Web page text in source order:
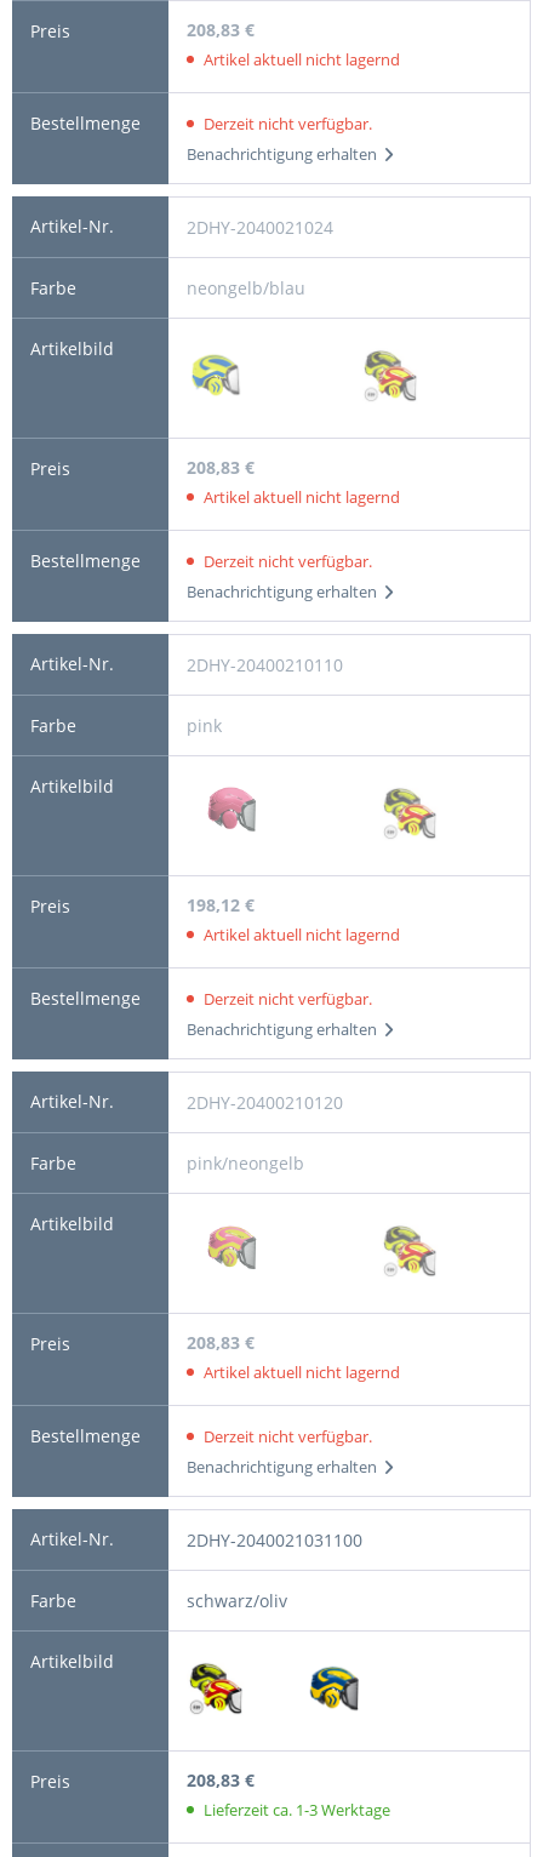
208,83 €
Artikel aktuell nicht lagernd
Derzeit nicht verfügbar.
Benachrichtigung erhalten
2DHY-2040021024
neongelb/blau
208,83 €
Artikel aktuell nicht lagernd
Derzeit nicht verfügbar.
Benachrichtigung erhalten
2DHY-20400210110
pink
198,12 €
Artikel aktuell nicht lagernd
Derzeit nicht verfügbar.
Benachrichtigung erhalten
2DHY-20400210120
pink/neongelb
208,83 €
Artikel aktuell nicht lagernd
Derzeit nicht verfügbar.
Benachrichtigung erhalten
2DHY-2040021031100
schwarz/oliv
208,83 €
Lieferzeit ca. 1-3 Werktage